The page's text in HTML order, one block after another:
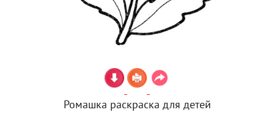
Ромашка раскраска для детей